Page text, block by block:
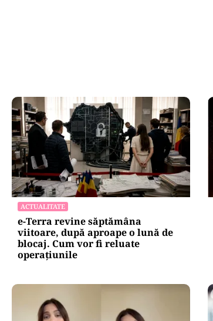
ACTUALITATE
e-Terra revine săptămâna
viitoare, după aproape o lună de
blocaj. Cum vor fi reluate
operațiunile